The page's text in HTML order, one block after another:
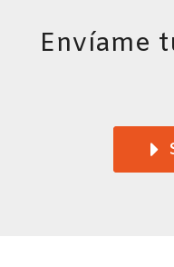
Envíame